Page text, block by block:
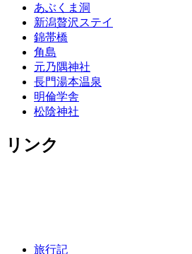
あぶくま洞
新潟贅沢ステイ
錦帯橋
角島
元乃隅神社
長門湯本温泉
明倫学舎
松陰神社
リンク
旅行記